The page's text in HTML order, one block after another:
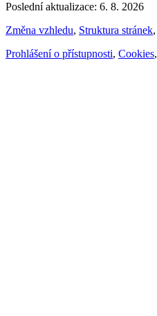
Poslední aktualizace: 6. 8. 2026
Změna vzhledu, Struktura stránek,
Prohlášení o přístupnosti, Cookies,